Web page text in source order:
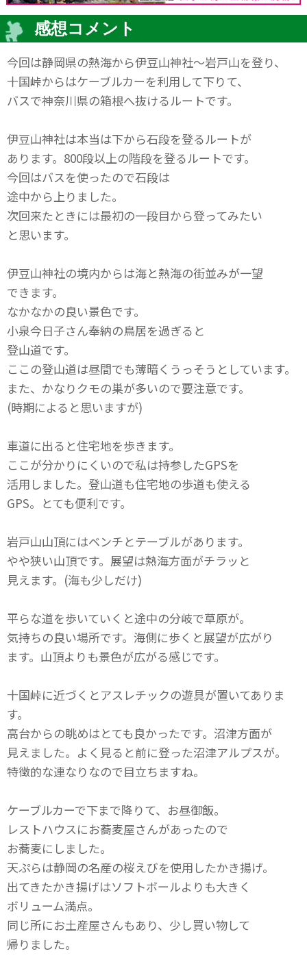
感想コメント
今回は静岡県の熱海から伊豆山神社～岩戸山を登り、
十国峠からはケーブルカーを利用して下りて、
バスで神奈川県の箱根へ抜けるルートです。
伊豆山神社は本当は下から石段を登るルートが
あります。800段以上の階段を登るルートです。
今回はバスを使ったので石段は
途中から上りました。
次回来たときには最初の一段目から登ってみたい
と思います。
伊豆山神社の境内からは海と熱海の街並みが一望
できます。
なかなかの良い景色です。
小泉今日子さん奉納の鳥居を過ぎると
登山道です。
ここの登山道は昼間でも薄暗くうっそうとしています。
また、かなりクモの巣が多いので要注意です。
(時期によると思いますが)
車道に出ると住宅地を歩きます。
ここが分かりにくいので私は持参したGPSを
活用しました。登山道も住宅地の歩道も使える
GPS。とても便利です。
岩戸山山頂にはベンチとテーブルがあります。
やや狭い山頂です。展望は熱海方面がチラッと
見えます。(海も少しだけ)
平らな道を歩いていくと途中の分岐で草原が。
気持ちの良い場所です。海側に歩くと展望が広がり
ます。山頂よりも景色が広がる感じです。
十国峠に近づくとアスレチックの遊具が置いてありま
す。
高台からの眺めはとても良かったです。沼津方面が
見えました。よく見ると前に登った沼津アルプスが。
特徴的な連なりなので目立ちますね。
ケーブルカーで下まで降りて、お昼御飯。
レストハウスにお蕎麦屋さんがあったので
お蕎麦にしました。
天ぷらは静岡の名産の桜えびを使用したかき揚げ。
出てきたかき揚げはソフトボールよりも大きく
ボリューム満点。
同じ所にお土産屋さんもあり、少し買い物して
帰りました。